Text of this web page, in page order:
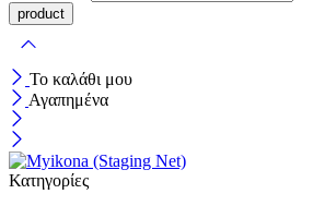
Το καλάθι μου
Αγαπημένα
Κατηγορίες